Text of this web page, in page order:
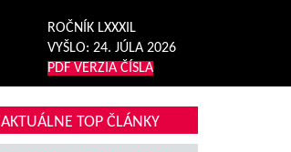
ROČNÍK LXXXIL
VYŠLO: 24. JÚLA 2026
PDF VERZIA ČÍSLA
AKTUÁLNE TOP ČLÁNKY